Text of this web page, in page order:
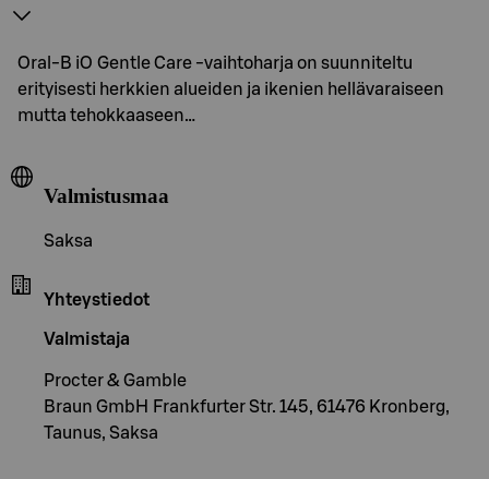
Oral-B iO Gentle Care -vaihtoharja on suunniteltu
erityisesti herkkien alueiden ja ikenien hellävaraiseen
mutta tehokkaaseen…
Valmistusmaa
Saksa
Yhteystiedot
Valmistaja
Procter & Gamble
Braun GmbH Frankfurter Str. 145, 61476 Kronberg,
Taunus, Saksa